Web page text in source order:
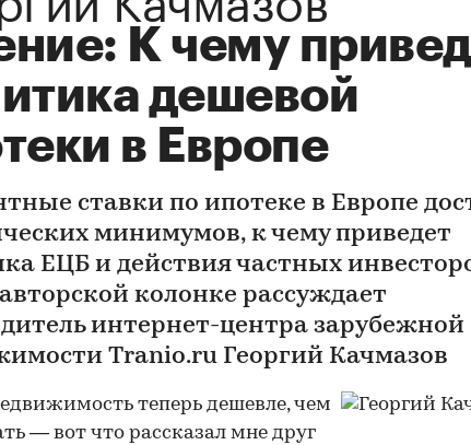
К чему
дешевой
в Европе
ставки по ипотеке в Европе
минимумов, к чему приведет
ЕЦБ и действия частных
колонке рассуждает
интернет-центра зарубежной
Tranio.ru Георгий Качмазов
теперь дешевле, чем
— вот что рассказал мне друг